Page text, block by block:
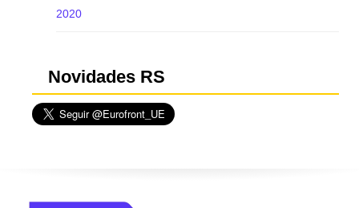
2020
Novidades RS